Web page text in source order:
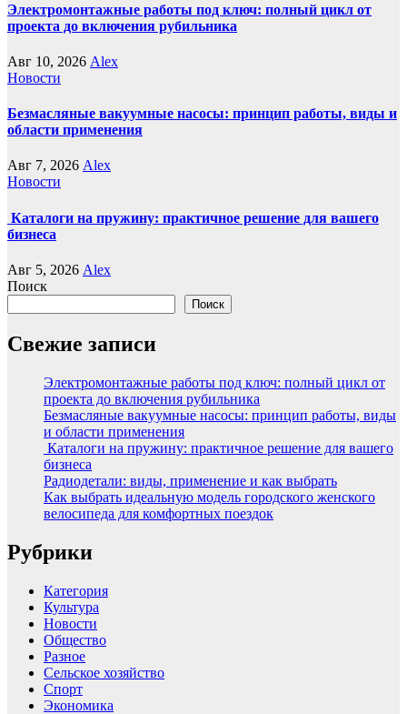
Электромонтажные работы под ключ: полный цикл от
проекта до включения рубильника
Авг 10, 2026 Alex
Новости
Безмасляные вакуумные насосы: принцип работы, виды и
области применения
Авг 7, 2026 Alex
Новости
Каталоги на пружину: практичное решение для вашего
бизнеса
Авг 5, 2026 Alex
Поиск
Поиск
Свежие записи
Электромонтажные работы под ключ: полный цикл от
проекта до включения рубильника
Безмасляные вакуумные насосы: принцип работы, виды
и области применения
Каталоги на пружину: практичное решение для вашего
бизнеса
Радиодетали: виды, применение и как выбрать
Как выбрать идеальную модель городского женского
велосипеда для комфортных поездок
Рубрики
Категория
Культура
Новости
Общество
Разное
Сельское хозяйство
Спорт
Экономика